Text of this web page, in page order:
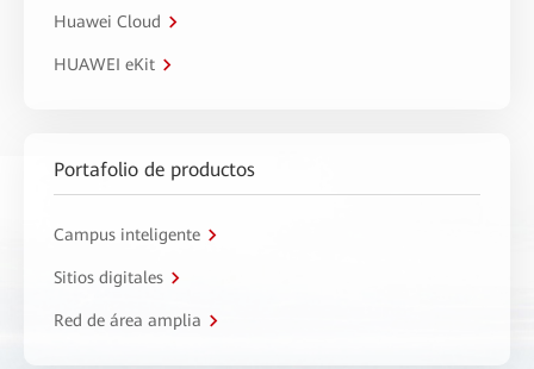
Huawei Cloud
HUAWEI eKit
Portafolio de productos
Campus inteligente
Sitios digitales
Red de área amplia